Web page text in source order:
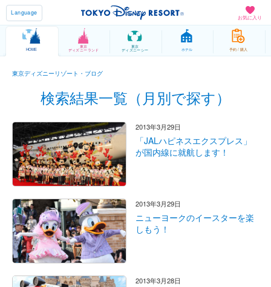
お気に入り
Language
HOME
東京
ディズニーランド
東京
ディズニーシー ホテル 予約 / 購入
東京ディズニーリゾート・ブログ
検索結果一覧（月別で探す）
2013年3月29日
「JALハピネスエクスプレス」
が国内線に就航します！
2013年3月29日
ニューヨークのイースターを楽
しもう！
2013年3月28日